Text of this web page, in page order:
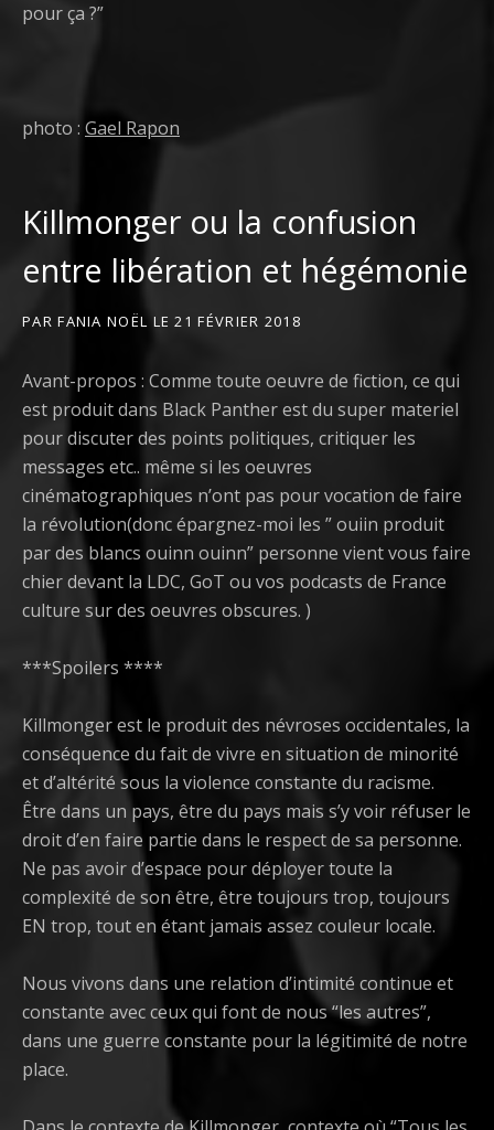
pour ça ?”
photo : Gael Rapon
Killmonger ou la confusion
entre libération et hégémonie
PARFANIA NOËL LE 21 FÉVRIER 2018
Avant-propos : Comme toute oeuvre de fiction, ce qui
est produit dans Black Panther est du super materiel
pour discuter des points politiques, critiquer les
messages etc.. même si les oeuvres
cinématographiques n’ont pas pour vocation de faire
la révolution(donc épargnez-moi les ” ouiin produit
par des blancs ouinn ouinn” personne vient vous faire
chier devant la LDC, GoT ou vos podcasts de France
culture sur des oeuvres obscures. )
***Spoilers ****
Killmonger est le produit des névroses occidentales, la
conséquence du fait de vivre en situation de minorité
et d’altérité sous la violence constante du racisme.
Être dans un pays, être du pays mais s’y voir réfuser le
droit d’en faire partie dans le respect de sa personne.
Ne pas avoir d’espace pour déployer toute la
complexité de son être, être toujours trop, toujours
EN trop, tout en étant jamais assez couleur locale.
Nous vivons dans une relation d’intimité continue et
constante avec ceux qui font de nous “les autres”,
dans une guerre constante pour la légitimité de notre
place.